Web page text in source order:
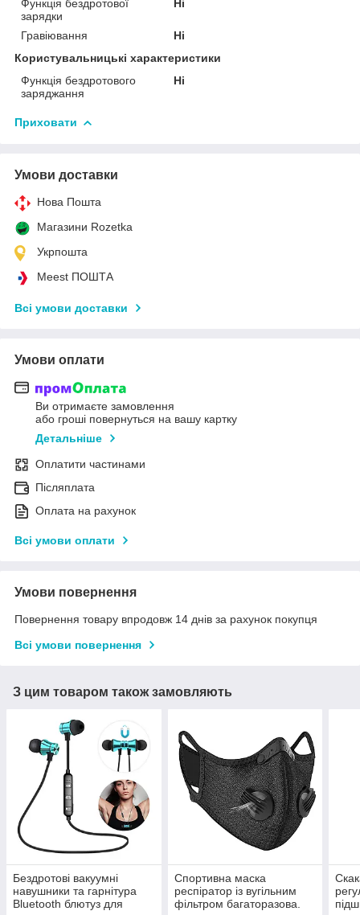
Функція бездротової
зарядки
Ні
Гравіювання
Ні
Користувальницькі характеристики
Функція бездротового
заряджання
Ні
Приховати
Умови доставки
Нова Пошта
Магазини Rozetka
Укрпошта
Meest ПОШТА
Всі умови доставки
Умови оплати
Ви отримаєте замовлення
або гроші повернуться на вашу картку
Детальніше
Оплатити частинами
Післяплата
Оплата на рахунок
Всі умови оплати
Умови повернення
Повернення товару впродовж 14 днів за рахунок покупця
Всі умови повернення
З цим товаром також замовляють
Бездротові вакуумні
навушники та гарнітура
Bluetooth блютуз для
Спортивна маска
респіратор із вугільним
фільтром багаторазова.